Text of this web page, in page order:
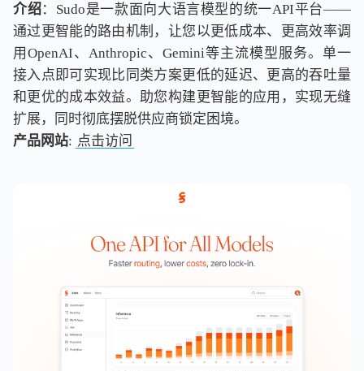
介绍：Sudo是一款面向大语言模型的统一API平台——
通过更智能的路由机制，让您以更低成本、更高效率调
用OpenAI、Anthropic、Gemini等主流模型服务。单一
接入点即可实现比同类方案更低的延迟、更高的吞吐量
和更优的成本效益。助您构建更智能的应用，实现无缝
扩展，同时彻底摆脱供应商锁定困境。
产品网站: 点击访问